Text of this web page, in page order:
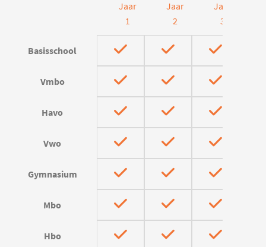
Jaar
1
Jaar
2
Jaar
3
Basisschool
Vmbo
Havo
Vwo
Gymnasium
Mbo
Hbo